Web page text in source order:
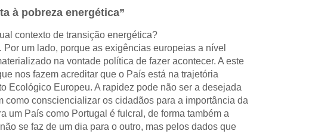
à pobreza energética”
contexto de transição energética?
um lado, porque as exigências europeias a nível
na vontade política de fazer acontecer. A este
nos fazem acreditar que o País está na trajetória
Ecológico Europeu. A rapidez pode não ser a desejada
consciencializar os cidadãos para a importância da
um País como Portugal é fulcral, de forma também a
se faz de um dia para o outro, mas pelos dados que